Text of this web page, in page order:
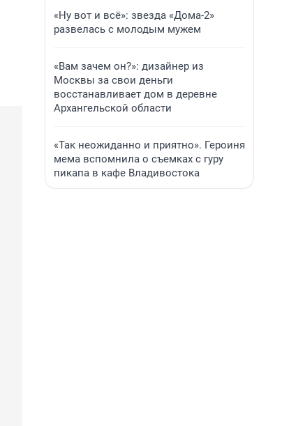
«Ну вот и всё»: звезда «Дома-2»
развелась с молодым мужем
«Вам зачем он?»: дизайнер из
Москвы за свои деньги
восстанавливает дом в деревне
Архангельской области
«Так неожиданно и приятно». Героиня
мема вспомнила о съемках с гуру
пикапа в кафе Владивостока